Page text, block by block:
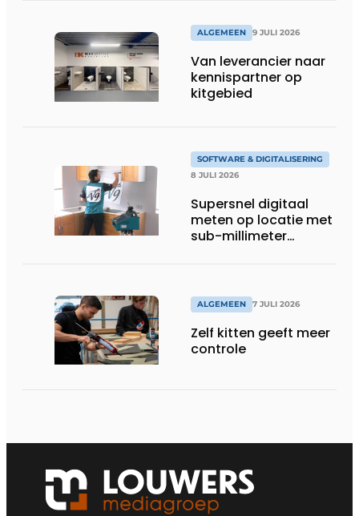
ALGEMEEN 9 JULI 2026
Van leverancier naar
kennispartner op
kitgebied
SOFTWARE & DIGITALISERING
8 JULI 2026
Supersnel digitaal
meten op locatie met
sub-millimeter
ALGEMEEN 7 JULI 2026
Zelf kitten geeft meer
controle